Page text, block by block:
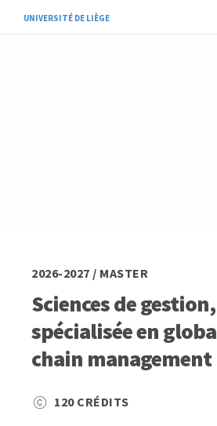
UNIVERSITÉ DE LIÈGE
2026-2027 / MASTER
Sciences de
spécialisée en
chain management
120 CRÉDITS